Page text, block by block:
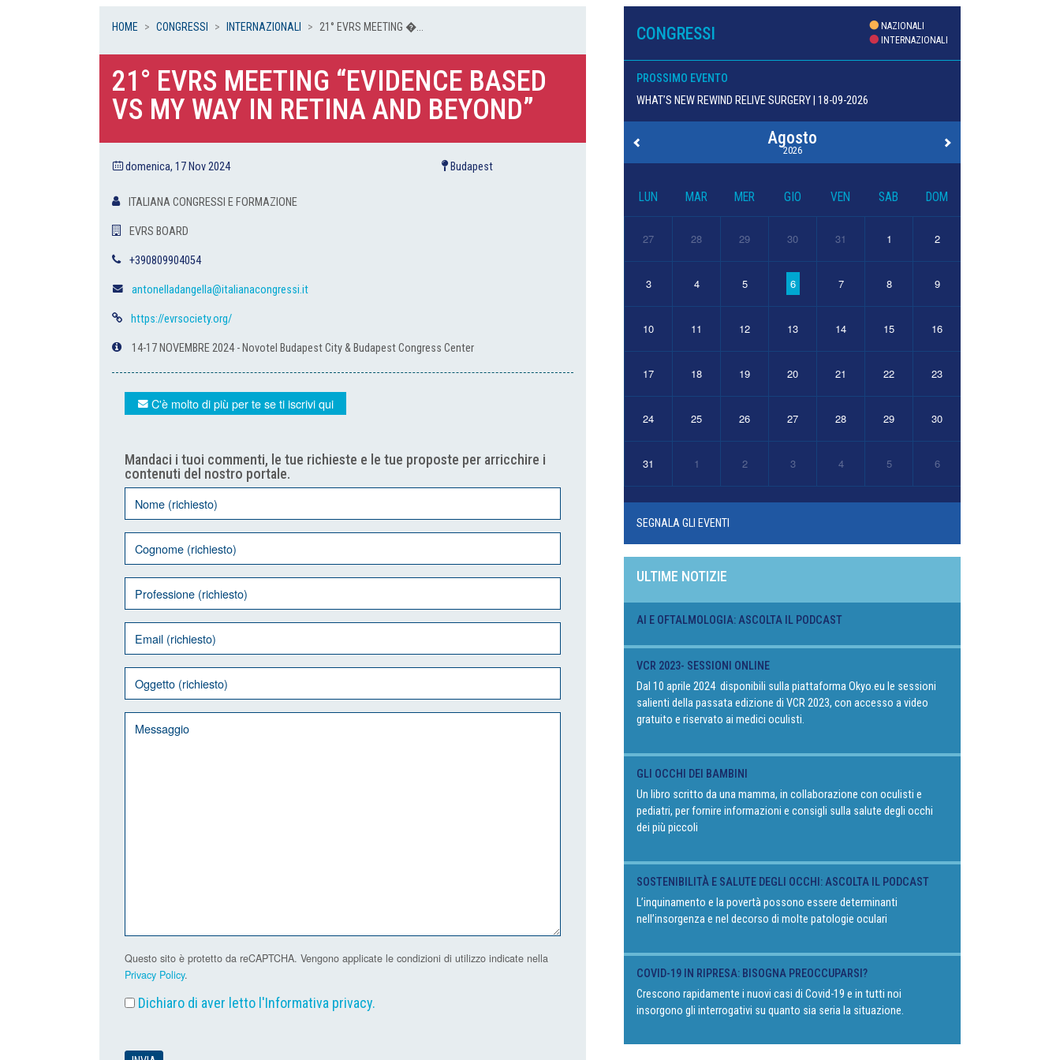
HOME CONGRESSI INTERNAZIONALI 21° EVRS MEETING �...
21° EVRS MEETING “EVIDENCE BASED
VS MY WAY IN RETINA AND BEYOND”
domenica, 17 Nov 2024 Budapest
ITALIANA CONGRESSI E FORMAZIONE
EVRS BOARD
+390809904054
antonelladangella@italianacongressi.it
https://evrsociety.org/
14-17 NOVEMBRE 2024 - Novotel Budapest City & Budapest Congress Center
C'è molto di più per te se ti iscrivi qui
Mandaci i tuoi commenti, le tue richieste e le tue proposte per arricchire i
contenuti del nostro portale.
Questo sito è protetto da reCAPTCHA. Vengono applicate le condizioni di utilizzo indicate nella
Privacy Policy.
Dichiaro di aver letto l'Informativa privacy.
CONGRESSI
NAZIONALI
INTERNAZIONALI
PROSSIMO EVENTO
WHAT’S NEW REWIND RELIVE SURGERY | 18-09-2026
Agosto
2026
LUN MAR MER GIO VEN SAB DOM
27 28 29 30 31 1 2
3 4 5 6 7 8 9
10 11 12 13 14 15 16
17 18 19 20 21 22 23
24 25 26 27 28 29 30
31 1 2 3 4 5 6
SEGNALA GLI EVENTI
ULTIME NOTIZIE
AI E OFTALMOLOGIA: ASCOLTA IL PODCAST
VCR 2023- SESSIONI ONLINE
Dal 10 aprile 2024 disponibili sulla piattaforma Okyo.eu le sessioni
salienti della passata edizione di VCR 2023, con accesso a video
gratuito e riservato ai medici oculisti.
GLI OCCHI DEI BAMBINI
Un libro scritto da una mamma, in collaborazione con oculisti e
pediatri, per fornire informazioni e consigli sulla salute degli occhi
dei più piccoli
SOSTENIBILITÀ E SALUTE DEGLI OCCHI: ASCOLTA IL PODCAST
L’inquinamento e la povertà possono essere determinanti
nell’insorgenza e nel decorso di molte patologie oculari
COVID-19 IN RIPRESA: BISOGNA PREOCCUPARSI?
Crescono rapidamente i nuovi casi di Covid-19 e in tutti noi
insorgono gli interrogativi su quanto sia seria la situazione.